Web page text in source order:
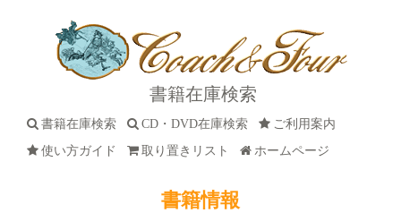
書籍在庫検索
書籍在庫検索 CD・DVD在庫検索
ご利用案内
使い方ガイド
取り置きリスト ホームページ
書籍情報